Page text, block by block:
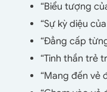
“Biểu tượng
“Sự kỳ diệu
“Đẳng cấp
“Tinh thần trẻ
“Mang đến vẻ